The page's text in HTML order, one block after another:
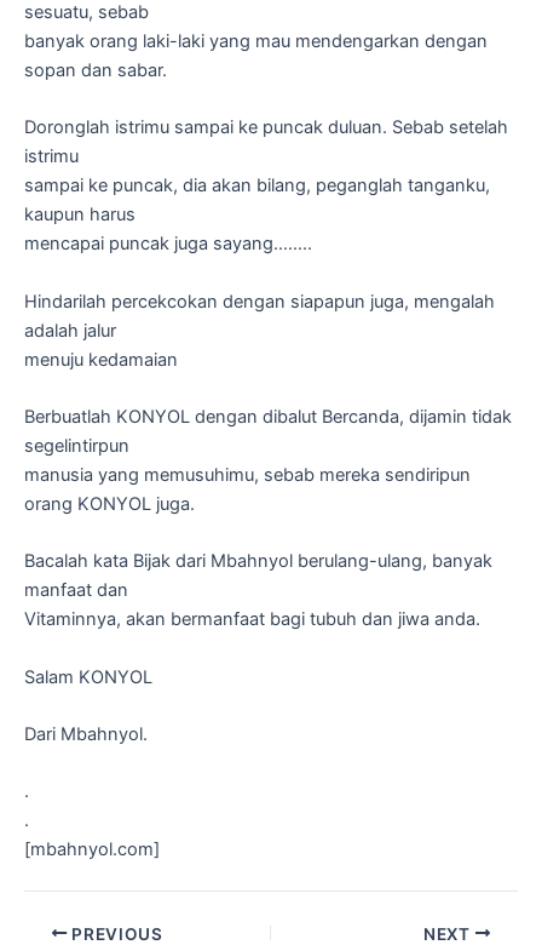
sesuatu, sebab
banyak orang laki-laki yang mau mendengarkan dengan
sopan dan sabar.
Doronglah istrimu sampai ke puncak duluan. Sebab setelah
istrimu
sampai ke puncak, dia akan bilang, peganglah tanganku,
kaupun harus
mencapai puncak juga sayang……..
Hindarilah percekcokan dengan siapapun juga, mengalah
adalah jalur
menuju kedamaian
Berbuatlah KONYOL dengan dibalut Bercanda, dijamin tidak
segelintirpun
manusia yang memusuhimu, sebab mereka sendiripun
orang KONYOL juga.
Bacalah kata Bijak dari Mbahnyol berulang-ulang, banyak
manfaat dan
Vitaminnya, akan bermanfaat bagi tubuh dan jiwa anda.
Salam KONYOL
Dari Mbahnyol.
.
.
[mbahnyol.com]
Post PREVIOUS NEXT